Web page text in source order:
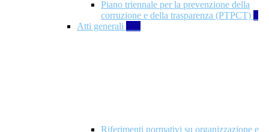
Piano triennale per la prevenzione della
corruzione e della trasparenza (PTPCT) 2
Atti generali 125
Riferimenti normativi su organizzazione e